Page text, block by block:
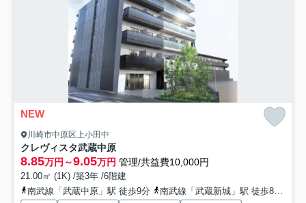
NEW
川崎市中原区上小田中
クレヴィスタ武蔵中原
8.85万円～9.05万円 管理/共益費10,000円
21.00㎡ (1K) /築3年 /6階建
南武線「武蔵中原」駅 徒歩9分
南武線「武蔵新城」駅 徒歩8分